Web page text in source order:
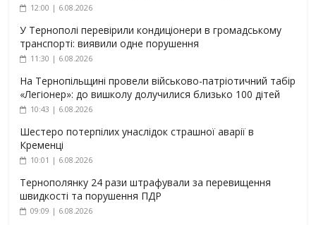
12:00 | 6.08.2026
У Тернополі перевірили кондиціонери в громадському
транспорті: виявили одне порушення
11:30 | 6.08.2026
На Тернопільщині провели військово-патріотичний табір
«Легіонер»: до вишколу долучилися близько 100 дітей
10:43 | 6.08.2026
Шестеро потерпілих унаслідок страшної аварії в
Кременці
10:01 | 6.08.2026
Тернополянку 24 рази штрафували за перевищення
швидкості та порушення ПДР
09:09 | 6.08.2026